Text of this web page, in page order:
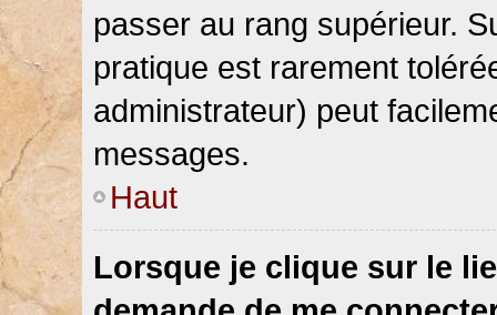
passer au rang supérieur.
pratique est rarement
administrateur) peut
messages.
Haut
Lorsque je clique sur le